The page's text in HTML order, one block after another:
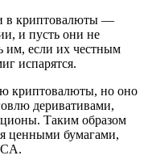
в криптовалюты —
и пусть они не
им, если их честным
испарятся.
криптовалюты, но оно
деривативами,
Таким образом
ценными бумагами,